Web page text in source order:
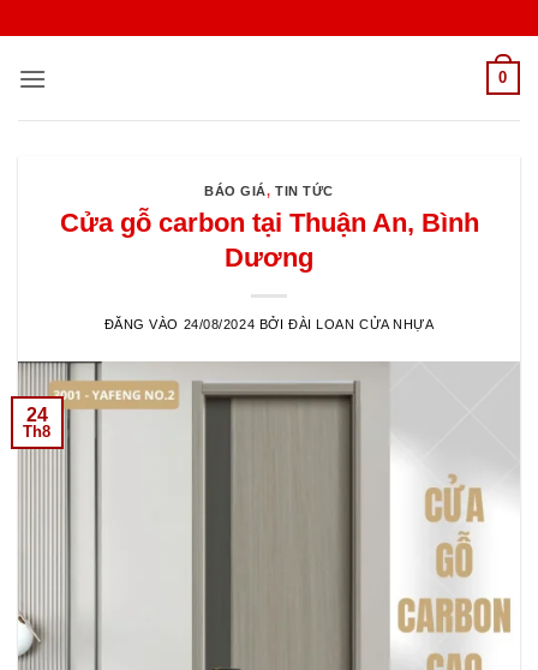
nội
0
BÁO GIÁ,TIN TỨC
Cửa gỗ carbon tại Thuận An, Bình
Dương
ĐĂNG VÀO 24/08/2024 BỞI ĐÀI LOAN CỬA NHỰA
24
Th8